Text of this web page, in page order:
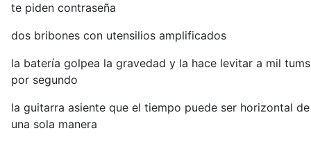
te piden contraseña
dos bribones con utensilios amplificados
la batería golpea la gravedad y la hace levitar a mil tums
por segundo
la guitarra asiente que el tiempo puede ser horizontal de
una sola manera